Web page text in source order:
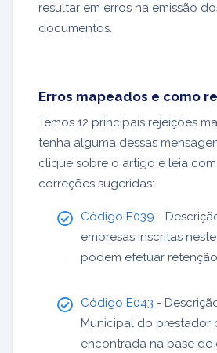
resultar em erros na emissão
documentos.
Erros mapeados e como
Temos 12 principais rejeições
tenha alguma dessas
clique sobre o artigo e leia
correções sugeridas:
Código E039 -
empresas inscritas
podem efetuar retenção
Código E043 -
Municipal do prestador
encontrada na base de